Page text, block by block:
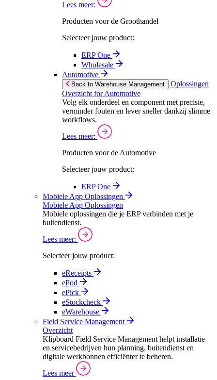
Lees meer:
Producten voor de Groothandel
Selecteer jouw product:
ERP One
Wholesale
Automotive
Back to Warehouse Management
Oplossingen
Overzicht for Automotive
Volg elk onderdeel en component met precisie,
verminder fouten en lever sneller dankzij slimme
workflows.
Lees meer:
Producten voor de Automotive
Selecteer jouw product:
ERP One
Mobiele App Oplossingen
Mobiele App Oplossingen
Mobiele oplossingen die je ERP verbinden met je
buitendienst.
Lees meer:
Selecteer jouw product:
eReceipts
ePod
ePick
eStockcheck
eWarehouse
Field Service Management
Overzicht
Klipboard Field Service Management helpt installatie-
en servicebedrijven hun planning, buitendienst en
digitale werkbonnen efficiënter te beheren.
Lees meer